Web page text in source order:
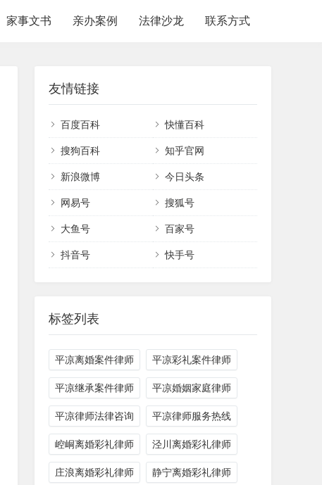
家事文书 亲办案例 法律沙龙 联系方式
友情链接
百度百科 快懂百科
搜狗百科 知乎官网
新浪微博 今日头条
网易号 搜狐号
大鱼号 百家号
抖音号 快手号
标签列表
平凉离婚案件律师 平凉彩礼案件律师
平凉继承案件律师 平凉婚姻家庭律师
平凉律师法律咨询 平凉律师服务热线
崆峒离婚彩礼律师 泾川离婚彩礼律师
庄浪离婚彩礼律师 静宁离婚彩礼律师